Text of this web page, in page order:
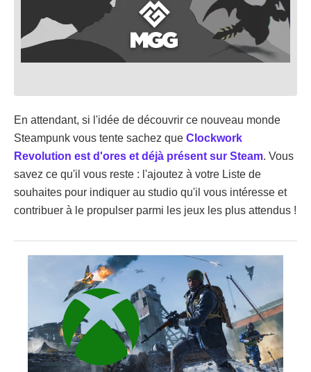
En attendant, si l'idée de découvrir ce nouveau monde
Steampunk vous tente sachez que Clockwork
Revolution est d'ores et déjà présent sur Steam. Vous
savez ce qu'il vous reste : l'ajoutez à votre Liste de
souhaites pour indiquer au studio qu'il vous intéresse et
contribuer à le propulser parmi les jeux les plus attendus !